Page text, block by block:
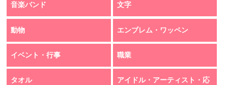
音楽バンド 文字
動物 エンブレム・ワッペン
イベント・行事 職業
タオル
アイドル・アーティスト・応